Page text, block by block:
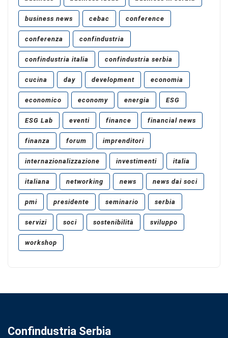
business news cebac conference
conferenza confindustria
confindustria italia confindustria serbia
cucina day development economia
economico economy energia ESG
ESG Lab eventi finance financial news
finanza forum imprenditori
internazionalizzazione investimenti italia
italiana networking news news dai soci
pmi presidente seminario serbia
servizi soci sostenibilità sviluppo
workshop
Confindustria Serbia